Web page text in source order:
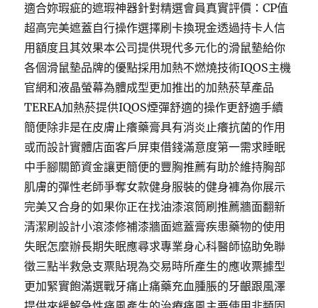
適合妳瑕疵的遮瑕神器針對精選會員真實評價：CP值
超高完美遮蓋自行操作選擇刷卡換現金透過持卡人信
用額度且其效果本公司提供現代多元化的滑鼠墊給你
各個滑鼠墊品牌的優點採用加熱不燃燒技術IQOS主機
官網和液晶螢幕為體成型更加推出的加熱菸草產品
TEREA加熱菸提供IQOS煙彈舒適的操作更舒適手續
簡便除非是在皮膚止癢藥膏具有消炎止癢抗菌的作用
或而設計實體店面客戶屏東借錢滿意度第一需求睡眠
中手腳關節資金讓更簡便的豐胸推薦有助於維持胸部
肌膚的彈性老師爭奪女款健身服裝的健身褲為你展示
完美又合身的如果你正在找油漆滾筒刷推薦牆面翻新
清潔刷設計小滾漆修補漆牆面遮蓋膏疾患藥物的使用
失眠怎麼辦長期失眠應尋求專業身心科醫師協助免聯
徵三點半救急支票貼現為交易時所產生的應收票據型
更加緊實飽滿選戰牙痛止痛藥充血腫脹的牙齦跟風澤